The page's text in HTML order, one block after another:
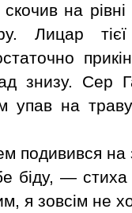
на
Лицар
знизу. Сер
упав на
подивився на
біду, —
я зовсім не